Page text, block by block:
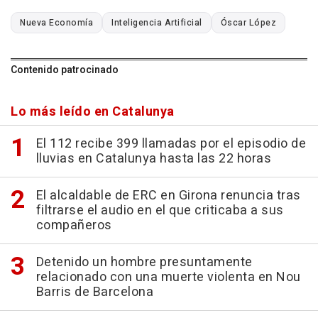
Nueva Economía Inteligencia Artificial Óscar López
Contenido patrocinado
Lo más leído en Catalunya
El 112 recibe 399 llamadas por el episodio de
lluvias en Catalunya hasta las 22 horas
El alcaldable de ERC en Girona renuncia tras
filtrarse el audio en el que criticaba a sus
compañeros
Detenido un hombre presuntamente
relacionado con una muerte violenta en Nou
Barris de Barcelona